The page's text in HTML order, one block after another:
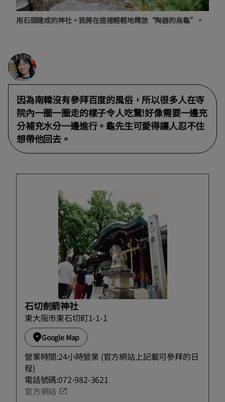
用石頭建成的神社。我將在這裡輕輕地釋放“陶器的烏龜”。
因為南韓沒有參拜百度的風俗，所以很多人在寺
院內一圈一圈走的樣子令人吃驚!好像需要一邊充
分補充水分一邊進行。龜先生可愛得讓人忍不住
想帶他回去。
石切劍箭神社
東大阪市東石切町1-1-1
Google Map
營業時間:24小時營業 (官方網站上記載可參拜的日
程)
電話號碼:072-982-3621
官方網站